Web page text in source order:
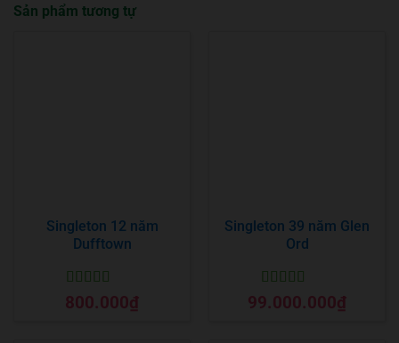
Sản phẩm tương tự
Singleton 12 năm
Dufftown
Được xếp
hạng55 sao
800.000₫
Singleton 39 năm Glen
Ord
Được xếp
hạng 5 5 sao
99.000.000₫